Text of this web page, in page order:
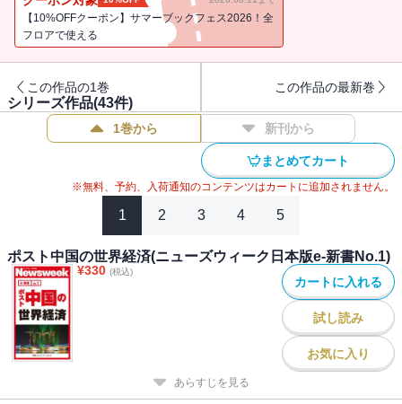
掲載された特集から記事を抜粋して編集したものです。
２、突然のクビ宣告に負けない自衛策
３、アメリカでも進まない職場いじめ対策
４、セクハラされる男たちの悩み
【10%OFFクーポン】サマーブックフェス2026！全
フロアで使える
この作品の1巻 この作品の最新巻
シリーズ作品(43件)
1巻から 新刊から
まとめてカート
※無料、予約、入荷通知のコンテンツはカートに追加されません。
1 2 3 4 5
ポスト中国の世界経済(ニューズウィーク日本版e-新書No.1)
¥330 (税込)
カートに入れる
試し読み
お気に入り
あらすじを見る